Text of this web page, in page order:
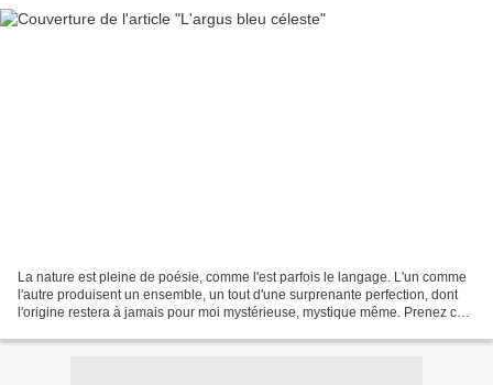
La nature est pleine de poésie, comme l'est parfois le langage. L'un comme
l'autre produisent un ensemble, un tout d'une surprenante perfection, dont
l'origine restera à jamais pour moi mystérieuse, mystique même. Prenez ce